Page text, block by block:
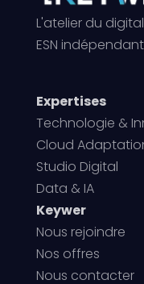
L'atelier du
ESN
Expertises
Technologie &
Cloud
Studio Digital
Data & IA
Keywer
Nous rejoindre
Nos offres
Nous contacter